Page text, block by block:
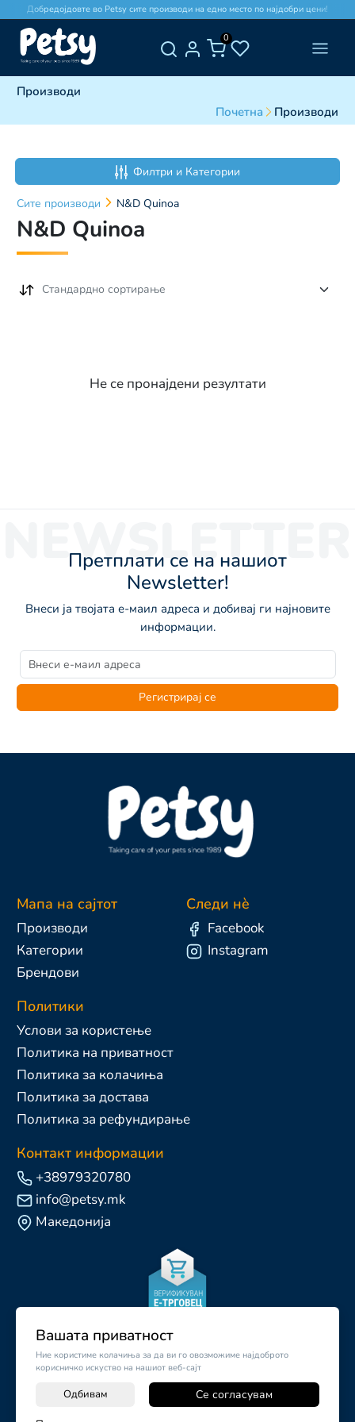
Вашата приватност
Ние користиме колачиња за да ви го овозможиме најдоброто
корисничко искуство на нашиот веб-сајт
Одбивам Се согласувам
Добредојдовте во Petsy сите производи на едно место по најдобри цени!
0
Производи
Почетна
Производи
Филтри и Категории
Сите производи N&D Quinoa
N&D Quinoa
Стандардно сортирање
Не се пронајдени резултати
NEWSLETTER
Претплати се на нашиот
Newsletter!
Внеси ја твојата е-маил адреса и добивај ги најновите
информации.
Регистрирај се
Мапа на сајтот
Производи
Категории
Брендови
Политики
Услови за користење
Политика на приватност
Политика за колачиња
Политика за достава
Политика за рефундирање
Контакт информации
+38979320780
info@petsy.mk
Македонија
Следи нè
Facebook
Instagram